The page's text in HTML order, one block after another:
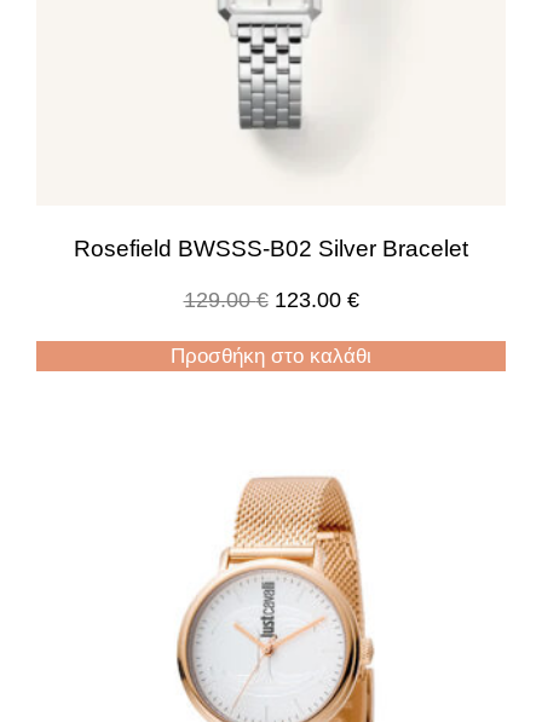
Rosefield BWSSS-B02 Silver Bracelet
129.00€ 123.00 €
Προσθήκη στο καλάθι